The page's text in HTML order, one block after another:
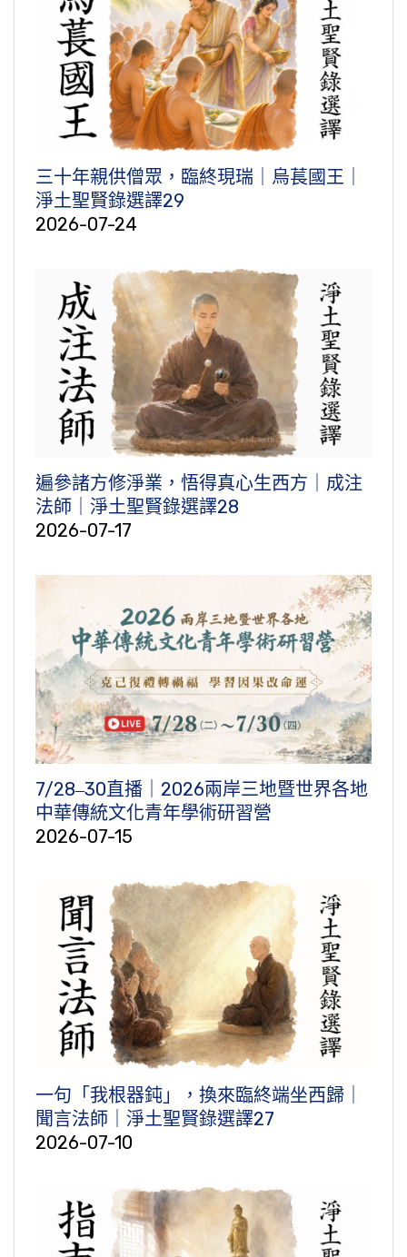
三十年親供僧眾，臨終現瑞｜烏萇國王｜
淨土聖賢錄選譯29
2026-07-24
遍參諸方修淨業，悟得真心生西方｜成注
法師｜淨土聖賢錄選譯28
2026-07-17
7/28‒30直播｜2026兩岸三地暨世界各地
中華傳統文化青年學術研習營
2026-07-15
一句「我根器鈍」，換來臨終端坐西歸｜
聞言法師｜淨土聖賢錄選譯27
2026-07-10